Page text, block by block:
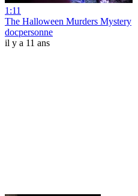
1:11
The Halloween Murders Mystery
docpersonne
il y a 11 ans